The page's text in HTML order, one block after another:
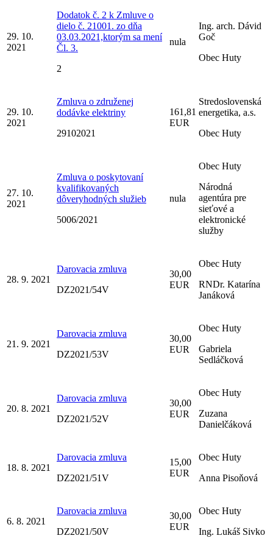
29. 10.
2021
Dodatok č. 2 k Zmluve o
dielo č. 21001. zo dňa
03.03.2021,ktorým sa mení
Čl. 3.
2
nula
Ing. arch. Dávid
Goč
Obec Huty
29. 10.
2021
Zmluva o združenej
dodávke elektriny
29102021
161,81
EUR
Stredoslovenská
energetika, a.s.
Obec Huty
27. 10.
2021
Zmluva o poskytovaní
kvalifikovaných
dôveryhodných služieb
5006/2021
nula
Obec Huty
Národná
agentúra pre
sieťové a
elektronické
služby
28. 9. 2021
Darovacia zmluva
DZ2021/54V
30,00
EUR
Obec Huty
RNDr. Katarína
Janáková
21. 9. 2021
Darovacia zmluva
DZ2021/53V
30,00
EUR
Obec Huty
Gabriela
Sedláčková
20. 8. 2021
Darovacia zmluva
DZ2021/52V
30,00
EUR
Obec Huty
Zuzana
Danielčáková
18. 8. 2021
Darovacia zmluva
DZ2021/51V
15,00
EUR
Obec Huty
Anna Pisoňová
6. 8. 2021
Darovacia zmluva
DZ2021/50V
30,00
EUR
Obec Huty
Ing. Lukáš Sivko